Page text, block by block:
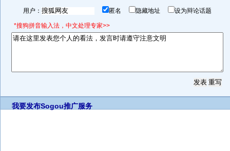
用户： 匿名 隐藏地址 设为辩论话题
*搜狗拼音输入法，中文处理专家>>
我要发布Sogou推广服务